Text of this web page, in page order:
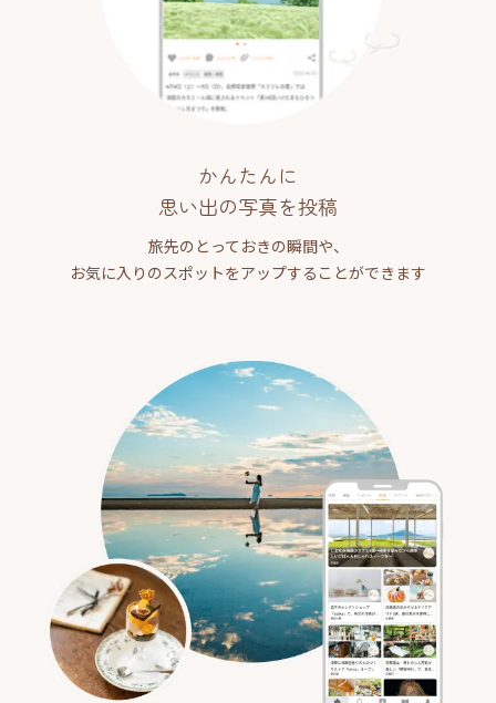
かんたんに
思い出の写真を投稿
旅先のとっておきの瞬間や、
お気に入りのスポットをアップすることができます